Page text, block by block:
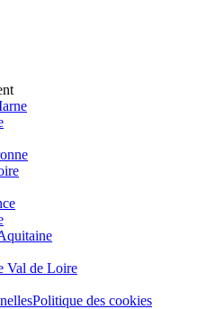
Val de Loire
Politique des cookies